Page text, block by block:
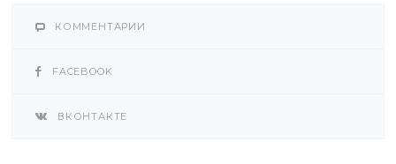
КОММЕНТАРИИ
FACEBOOK
ВКОНТАКТЕ